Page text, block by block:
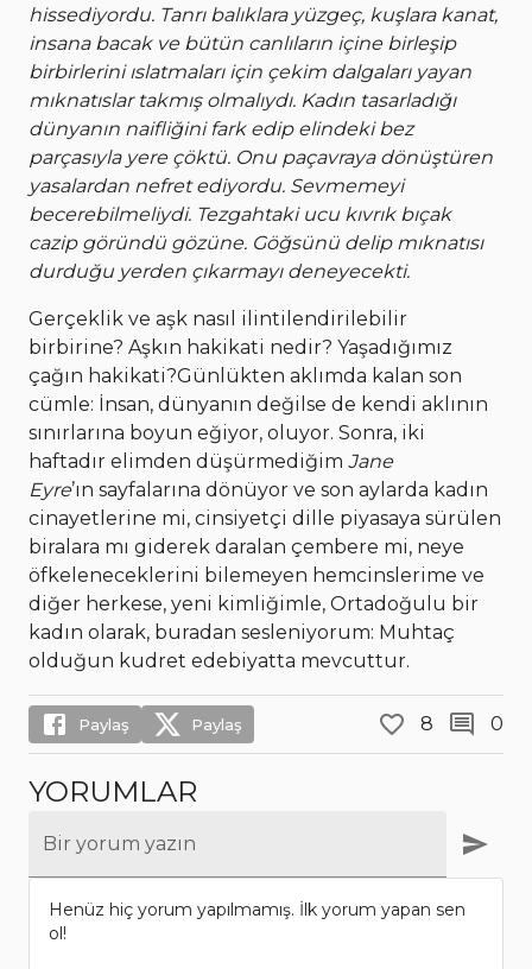
hissediyordu. Tanrı balıklara yüzgeç, kuşlara kanat,
insana bacak ve bütün canlıların içine birleşip
birbirlerini ıslatmaları için çekim dalgaları yayan
mıknatıslar takmış olmalıydı. Kadın tasarladığı
dünyanın naifliğini fark edip elindeki bez
parçasıyla yere çöktü. Onu paçavraya dönüştüren
yasalardan nefret ediyordu. Sevmemeyi
becerebilmeliydi. Tezgahtaki ucu kıvrık bıçak
cazip göründü gözüne. Göğsünü delip mıknatısı
durduğu yerden çıkarmayı deneyecekti.
Gerçeklik ve aşk nasıl ilintilendirilebilir
birbirine? Aşkın hakikati nedir? Yaşadığımız
çağın hakikati?Günlükten aklımda kalan son
cümle: İnsan, dünyanın değilse de kendi aklının
sınırlarına boyun eğiyor, oluyor. Sonra, iki
haftadır elimden düşürmediğim Jane
Eyre’ın sayfalarına dönüyor ve son aylarda kadın
cinayetlerine mi, cinsiyetçi dille piyasaya sürülen
biralara mı giderek daralan çembere mi, neye
öfkeleneceklerini bilemeyen hemcinslerime ve
diğer herkese, yeni kimliğimle, Ortadoğulu bir
kadın olarak, buradan sesleniyorum: Muhtaç
olduğun kudret edebiyatta mevcuttur.
Paylaş Paylaş 8 0
YORUMLAR
Bir yorum yazın
Henüz hiç yorum yapılmamış. İlk yorum yapan sen
ol!